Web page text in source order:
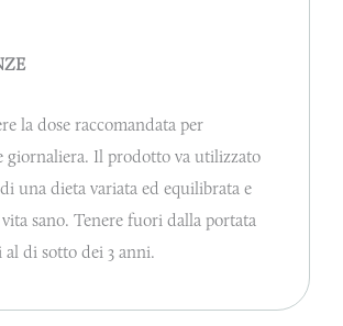
la dose raccomandata per
giornaliera. Il prodotto va utilizzato
una dieta variata ed equilibrata e
sano. Tenere fuori dalla portata
di sotto dei 3 anni.